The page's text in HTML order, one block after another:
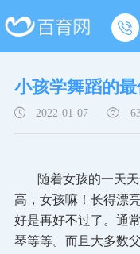
小孩学舞蹈的
2022-01-07
随着女孩的一天
高，女孩嘛！长得漂
好是再好不过了。通
琴等等。而且大多数